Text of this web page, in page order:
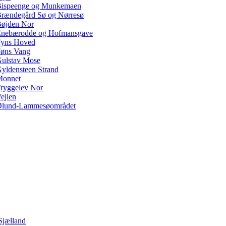
og Munkemaen
Sø og Nørresø
Nor
og Hofmansgave
Hoved
Vang
Mose
Strand
Nor
Lammesøområdet